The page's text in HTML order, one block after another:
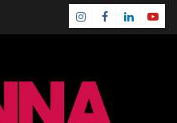
Instagram
Facebook
Linkedin